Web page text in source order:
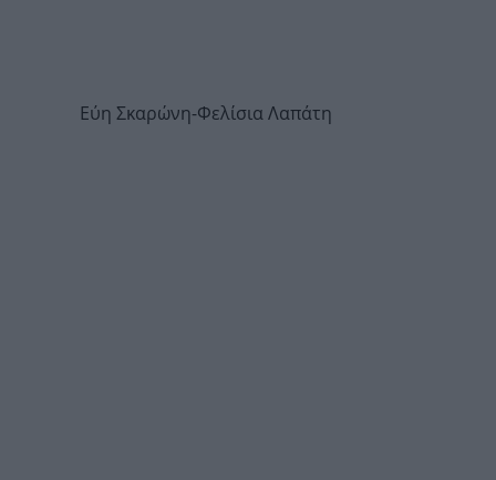
Εύη Σκαρώνη-Φελίσια Λαπάτη